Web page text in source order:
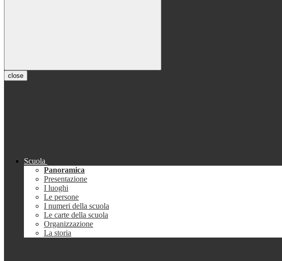
close
Scuola
Panoramica
Presentazione
I luoghi
Le persone
I numeri della scuola
Le carte della scuola
Organizzazione
La storia